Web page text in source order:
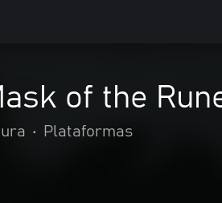
of the
• Plataformas